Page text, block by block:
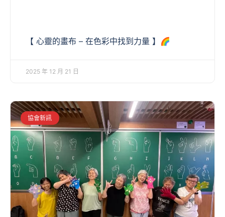
【 心靈的畫布 – 在色彩中找到力量 】🌈
2025 年 12 月 21 日
協會新訊